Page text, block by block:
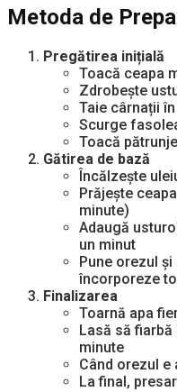
Metoda de
Pregătirea inițială
Toacă ceapa
Zdrobește
Taie cârnații
Scurge
Toacă
Gătirea de bază
Încălzește
Prăjește
minute)
Adaugă
un minut
Pune orezul
încorporeze
Finalizarea
Toarnă apa
Lasă să
minute
Când orezul e
La final,